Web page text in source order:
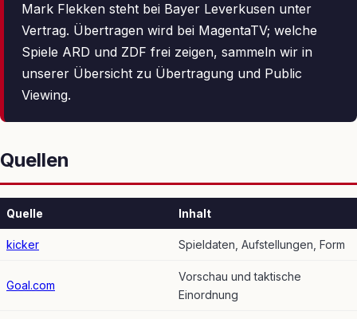
Mark Flekken steht bei Bayer Leverkusen unter
Vertrag. Übertragen wird bei MagentaTV; welche
Spiele ARD und ZDF frei zeigen, sammeln wir in
unserer Übersicht zu Übertragung und Public
Viewing.
Quellen
Quelle Inhalt
kicker Spieldaten, Aufstellungen, Form
Goal.com
Vorschau und taktische
Einordnung